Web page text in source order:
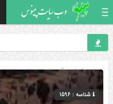
صفحه اصلی» گروه »دینی
شناسه : 1596